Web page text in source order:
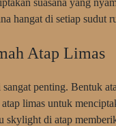
suasana yang
hangat di setiap sudut
Atap Limas
penting. Bentuk
limas untuk
skylight di atap